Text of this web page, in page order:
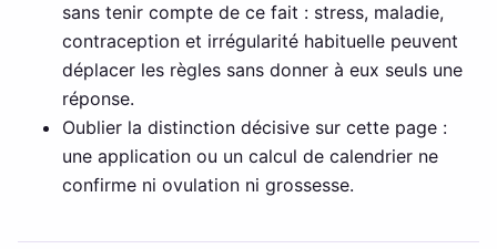
sans tenir compte de ce fait : stress, maladie,
contraception et irrégularité habituelle peuvent
déplacer les règles sans donner à eux seuls une
réponse.
Oublier la distinction décisive sur cette page :
une application ou un calcul de calendrier ne
confirme ni ovulation ni grossesse.